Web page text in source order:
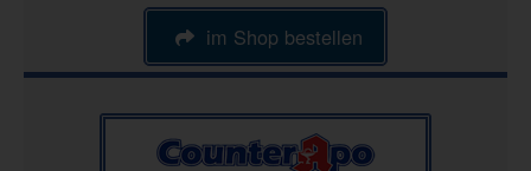
im Shop bestellen